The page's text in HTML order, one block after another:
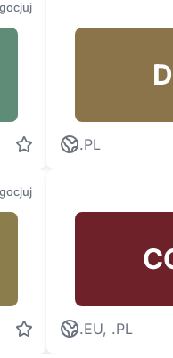
.PL
.EU, .PL